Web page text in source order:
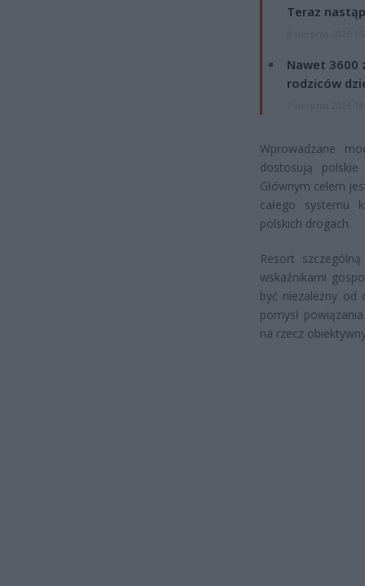
Teraz
Nawet 3600
rodziców
Wprowadzane
dostosują
Głównym celem
całego systemu
polskich drogach.
Resort
wskaźnikami
być niezależny od
pomysł
na rzecz